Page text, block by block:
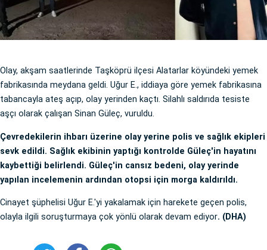
Olay, akşam saatlerinde Taşköprü ilçesi Alatarlar köyündeki yemek
fabrikasında meydana geldi. Uğur E., iddiaya göre yemek fabrikasına
tabancayla ateş açıp, olay yerinden kaçtı. Silahlı saldırıda tesiste
aşçı olarak çalışan Sinan Güleç, vuruldu.
Çevredekilerin ihbarı üzerine olay yerine polis ve sağlık ekipleri
sevk edildi. Sağlık ekibinin yaptığı kontrolde Güleç'in hayatını
kaybettiği belirlendi. Güleç'in cansız bedeni, olay yerinde
yapılan incelemenin ardından otopsi için morga kaldırıldı.
Cinayet şüphelisi Uğur E.'yi yakalamak için harekete geçen polis,
olayla ilgili soruşturmaya çok yönlü olarak devam ediyor. (DHA)